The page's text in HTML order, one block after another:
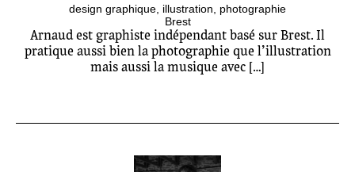
design graphique illustration
photographie
Brest
Arnaud est graphiste indépendant basé sur Brest. Il
pratique aussi bien la photographie que l’illustration
mais aussi la musique avec […]